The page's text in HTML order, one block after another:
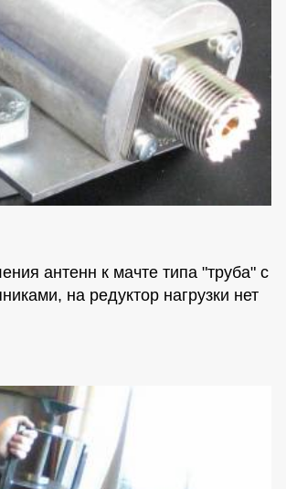
антенн к мачте типа "труба" с
на редуктор нагрузки нет